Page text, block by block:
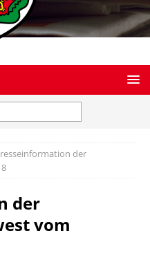
der
der
vom